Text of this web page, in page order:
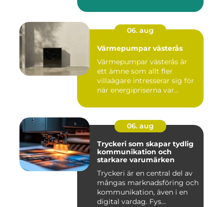
06. aug
Värmepumpar västerås
Värmepumpar västerås är
ett ämne som allt fler
villaägare intresserar sig för
när energipriserna var...
06. aug
Tryckeri som skapar tydlig
kommunikation och
starkare varumärken
Tryckeri är en central del av
mångas marknadsföring och
kommunikation, även i en
digital vardag. Fys...